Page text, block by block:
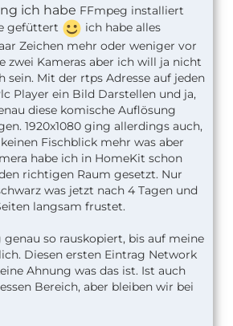
ich habe FFmpeg installiert
gefüttert
ich habe alles
Zeichen mehr oder weniger vor
zwei Kameras aber ich will ja nicht
sein. Mit der rtps Adresse auf jeden
Player ein Bild Darstellen und ja,
diese komische Auflösung
1920x1080 ging allerdings auch,
Fischblick mehr was aber
habe ich in HomeKit schon
richtigen Raum gesetzt. Nur
was jetzt nach 4 Tagen und
langsam frustet.
so rauskopiert, bis auf meine
Diesen ersten Eintrag Network
Ahnung was das ist. Ist auch
Bereich, aber bleiben wir bei